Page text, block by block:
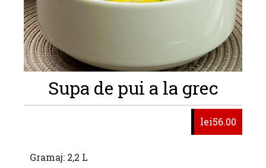
Supa de pui a la grec
lei56.00
Gramaj: 2,2 L